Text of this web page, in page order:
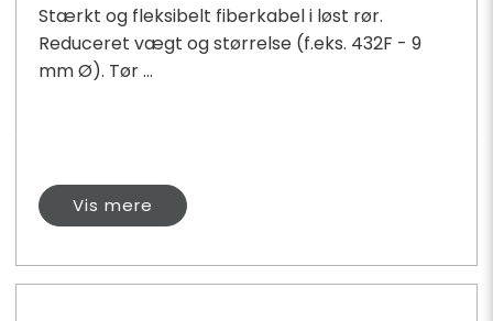
Stærkt og fleksibelt fiberkabel i løst rør.
Reduceret vægt og størrelse (f.eks. 432F - 9
mm Ø). Tør ...
Vis mere